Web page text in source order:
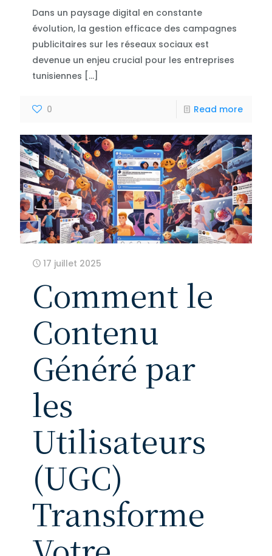
Dans un paysage digital en constante
évolution, la gestion efficace des campagnes
publicitaires sur les réseaux sociaux est
devenue un enjeu crucial pour les entreprises
tunisiennes […]
0 Read more
17 juillet 2025
Comment le
Contenu
Généré par
les
Utilisateurs
(UGC)
Transforme